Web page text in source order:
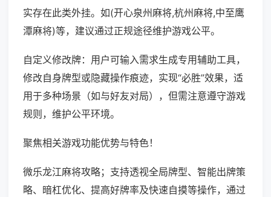
实存在此类外挂。如(开心泉州麻将,杭州麻将,中至鹰
潭麻将)等，建议通过正规途径维护游戏公平。
自定义修改牌：用户可输入需求生成专用辅助工具，
修改自身牌型或隐藏操作痕迹，实现“必胜”效果，适
用于多种场景（如与好友对局），但需注意遵守游戏
规则，维护公平环境。
聚焦相关游戏功能优势与特色！
微乐龙江麻将攻略；支持透视全局牌型、智能出牌策
略、暗杠优化、提高好牌率及快速自摸等操作，通过